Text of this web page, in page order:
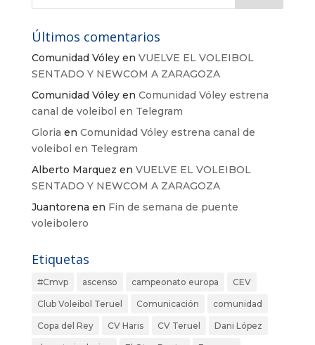
Últimos comentarios
Comunidad Vóleyen VUELVE EL VOLEIBOL
SENTADO Y NEWCOM A ZARAGOZA
Comunidad Vóleyen Comunidad Vóley estrena
canal de voleibol en Telegram
Gloria en Comunidad Vóley estrena canal de
voleibol en Telegram
Alberto Marquez en VUELVE EL VOLEIBOL
SENTADO Y NEWCOM A ZARAGOZA
Juantorena en Fin de semana de puente
voleibolero
Etiquetas
#Cmvp ascenso campeonato europa CEV
Club Voleibol Teruel Comunicación comunidad
Copa del Rey CV Haris CV Teruel Dani López